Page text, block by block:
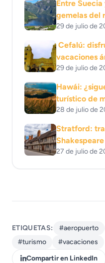
Entre
gemelas del
29 de julio de
Cefalú:
vacaciones
29 de julio de
Hawái:
turístico de
28 de julio de
Stratford:
27 de julio de
ETIQUETAS: #aeropuerto
#turismo
#vacaciones
Compartir en LinkedIn